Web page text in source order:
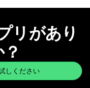
リがあり
しください